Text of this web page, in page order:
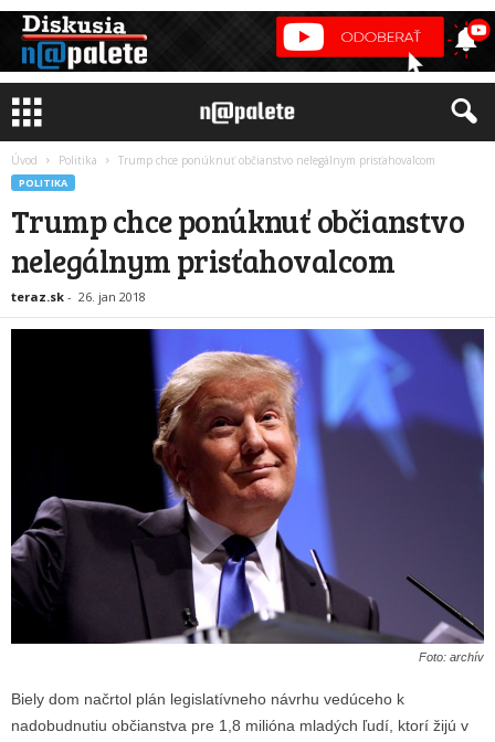
Úvod Politika Trump chce ponúknuť občianstvo nelegálnym prisťahovalcom
POLITIKA
Trump chce ponúknuť občianstvo
nelegálnym prisťahovalcom
teraz.sk - 26. jan 2018
Foto: archív
Biely dom načrtol plán legislatívneho návrhu vedúceho k
nadobudnutiu občianstva pre 1,8 milióna mladých ľudí, ktorí žijú v